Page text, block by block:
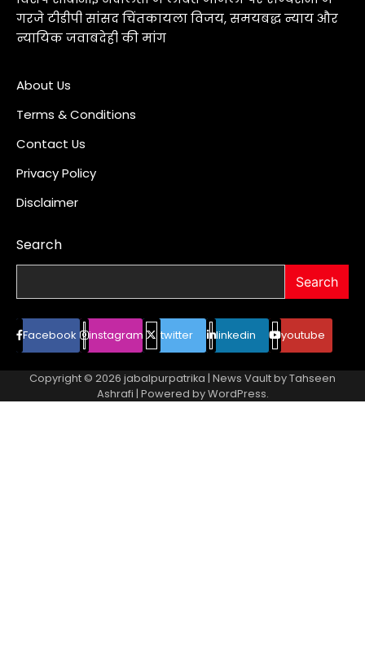
गरजे टीडीपी सांसद चिंतकायला विजय, समयबद्ध न्याय और
न्यायिक जवाबदेही की मांग
About Us
Terms & Conditions
Contact Us
Privacy Policy
Disclaimer
Search
Search
Facebook instagram twitter linkedin youtube
Copyright © 2026 jabalpurpatrika | News Vault byTahseen
Ashrafi | Powered byWordPress.